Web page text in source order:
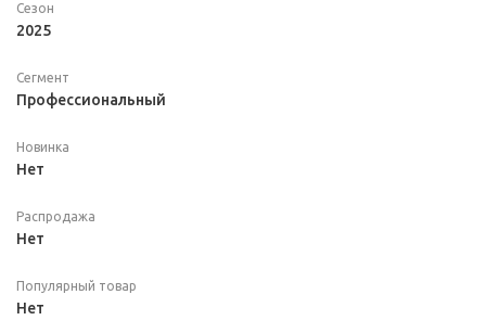
Сезон
2025
Сегмент
Профессиональный
Новинка
Нет
Распродажа
Нет
Популярный товар
Нет